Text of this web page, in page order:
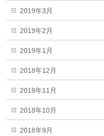
2019年3月
2019年2月
2019年1月
2018年12月
2018年11月
2018年10月
2018年9月